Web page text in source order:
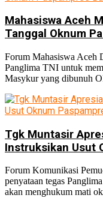
Mahasiswa Aceh
Tanggal Oknum
Forum Mahasiswa Aceh
Panglima TNI untuk
Masykur yang dibunuh
Tgk Muntasir
Instruksikan Usut
Forum Komunikasi
penyataan tegas
akan menghukum mati